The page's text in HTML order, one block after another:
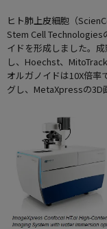
ヒト肺上皮細胞（
Stem Cell Technologies
イドを形成しました。
し、Hoechst、
オルガノイドは10X倍率
グし、MetaXpressの3D